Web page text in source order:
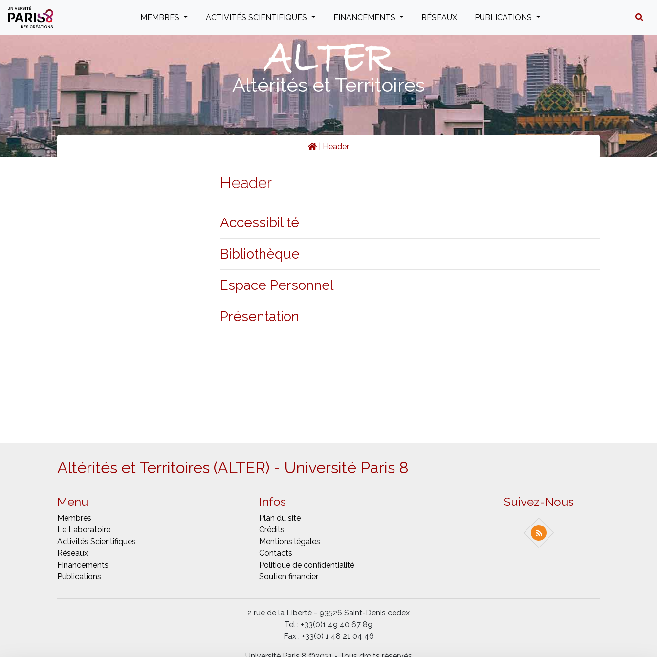
Panneau de gestion des cookies
MEMBRES
ACTIVITÉS SCIENTIFIQUES FINANCEMENTS RÉSEAUX PUBLICATIONS
Altérités et Territoires
Header
Header
Accessibilité
Bibliothèque
Espace Personnel
Présentation
Altérités et Territoires (ALTER) - Université Paris 8
Menu
Membres
Le Laboratoire
Activités Scientifiques
Réseaux
Financements
Publications
Infos
Plan du site
Crédits
Mentions légales
Contacts
Politique de confidentialité
Soutien financier
Suivez-Nous
2 rue de la Liberté - 93526 Saint-Denis cedex
Tel : +33(0)1 49 40 67 89
Fax : +33(0) 1 48 21 04 46